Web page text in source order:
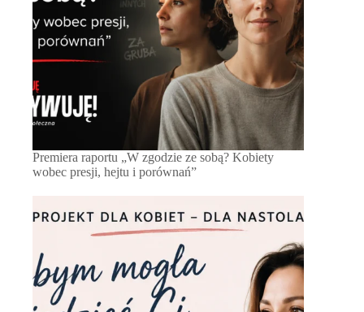
Premiera raportu „W zgodzie ze sobą? Kobiety
wobec presji, hejtu i porównań”